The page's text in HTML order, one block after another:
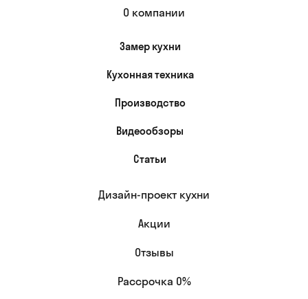
О компании
Замер кухни
Кухонная техника
Производство
Видеообзоры
Статьи
Дизайн-проект кухни
Акции
Отзывы
Рассрочка 0%